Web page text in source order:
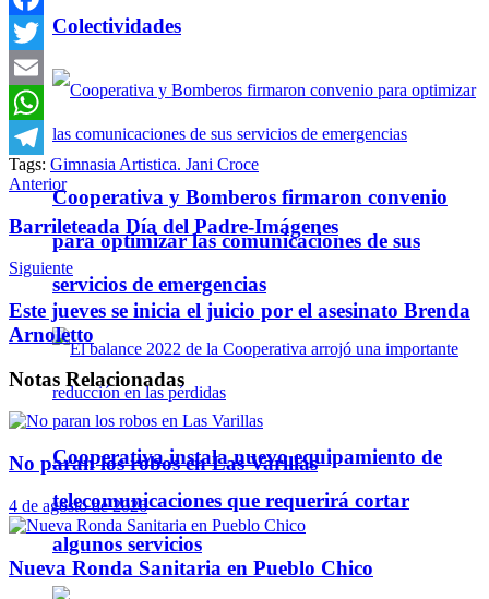
Colectividades
Cooperativa y Bomberos firmaron convenio
para optimizar las comunicaciones de sus
servicios de emergencias
Cooperativa instala nuevo equipamiento de
telecomunicaciones que requerirá cortar
algunos servicios
Facebook
Twitter
Email
WhatsApp
Telegram
Tags: Gimnasia Artistica. Jani Croce
Anterior
Barrileteada Día del Padre-Imágenes
Siguiente
Este jueves se inicia el juicio por el asesinato Brenda
Arnoletto
Notas Relacionadas
No paran los robos en Las Varillas
4 de agosto de 2026
Nueva Ronda Sanitaria en Pueblo Chico